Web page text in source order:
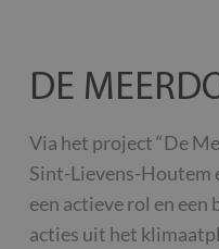
DE
Via het project “De
Sint-Lievens-Houtem
een actieve rol en
acties uit het